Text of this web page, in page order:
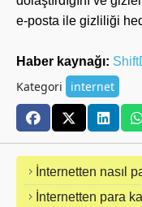
e-posta ile gizliliği
Haber kaynağı:
Kategori internet
İnternetten nasıl
İnternetten para